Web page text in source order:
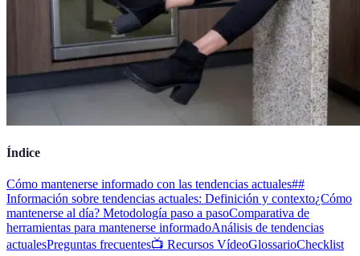
Índice
Cómo mantenerse informado con las tendencias actuales##
Información sobre tendencias actuales: Definición y contexto¿Cómo
mantenerse al día? Metodología paso a pasoComparativa de
herramientas para mantenerse informadoAnálisis de tendencias
actualesPreguntas frecuentes📺 Recursos VídeoGlossarioChecklist